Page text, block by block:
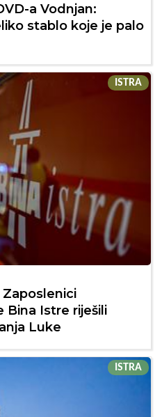
a Vodnjan:
stablo koje je palo
ISTRA
Bina Istre riješili
Luke
ISTRA